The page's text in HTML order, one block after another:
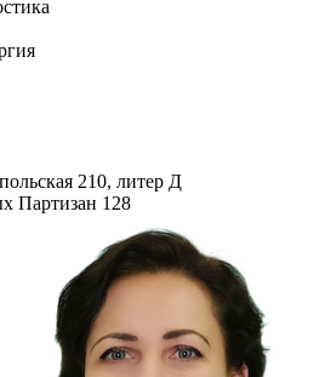
210, литер Д
Партизан 128